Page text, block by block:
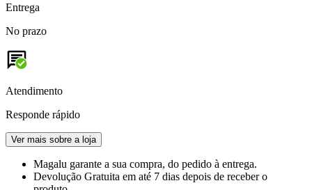
Entrega
No prazo
Atendimento
Responde rápido
Ver mais sobre a loja
Magalu garante a sua compra, do pedido à entrega.
Devolução Gratuita em até 7 dias depois de receber o